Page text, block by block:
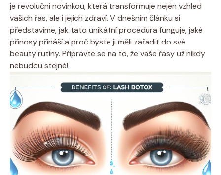
je revoluční novinkou, která transformuje nejen vzhled
vašich řas, ale i jejich zdraví. V dnešním článku si
představíme, jak tato unikátní procedura funguje, jaké
přínosy přináší a proč byste ji měli zařadit do své
beauty rutiny. Připravte se na to, že vaše řasy už nikdy
nebudou stejné!